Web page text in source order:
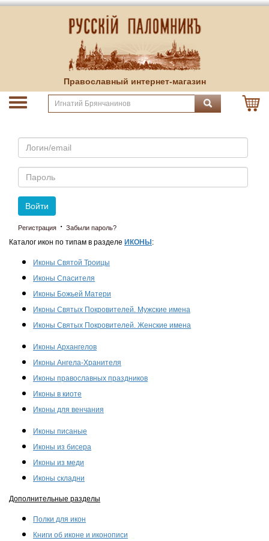
Православный интернет-магазин
Email
Пароль
Войти
Регистрация · Забыли пароль?
Каталог икон по типам в разделе ИКОНЫ :
Иконы Святой Троицы
Иконы Спасителя
Иконы Божьей Матери
Иконы Святых Покровителей. Мужские имена
Иконы Святых Покровителей. Женские имена
Иконы Архангелов
Иконы Ангела-Хранителя
Иконы православных праздников
Иконы в киоте
Иконы для венчания
Иконы писаные
Иконы из бисера
Иконы из меди
Иконы складни
Дополнительные разделы
Полки для икон
Книги об иконе и иконописи